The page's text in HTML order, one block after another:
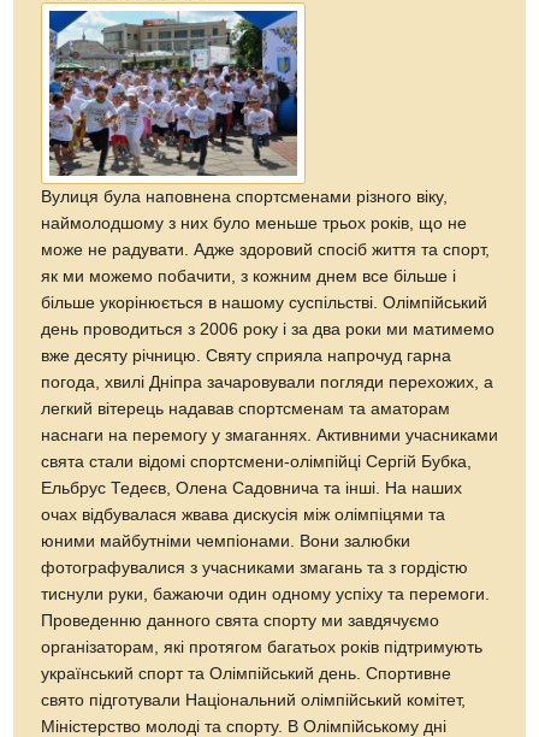
Вулиця була наповнена спортсменами різного віку,
наймолодшому з них було меньше трьох років, що не
може не радувати. Адже здоровий спосіб життя та спорт,
як ми можемо побачити, з кожним днем все більше і
більше укорінюється в нашому суспільстві. Олімпійський
день проводиться з 2006 року і за два роки ми матимемо
вже десяту річницю. Святу сприяла напрочуд гарна
погода, хвилі Дніпра зачаровували погляди перехожих, а
легкий вітерець надавав спортсменам та аматорам
наснаги на перемогу у змаганнях. Активними учасниками
свята стали відомі спортсмени-олімпійці Сергій Бубка,
Ельбрус Тедеєв, Олена Садовнича та інші. На наших
очах відбувалася жвава дискусія між олімпіцями та
юними майбутніми чемпіонами. Вони залюбки
фотографувалися з учасниками змагань та з гордістю
тиснули руки, бажаючи один одному успіху та перемоги.
Проведенню данного свята спорту ми завдячуємо
організаторам, які протягом багатьох років підтримують
український спорт та Олімпійський день. Спортивне
свято підготували Національний олімпійський комітет,
Міністерство молоді та спорту. В Олімпійському дні